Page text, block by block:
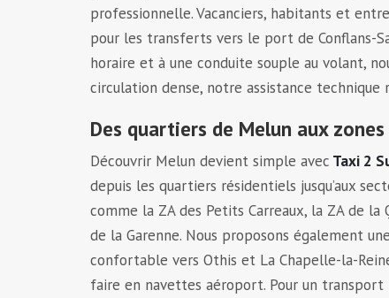
professionnelle. Vacanciers, habitants et
pour les transferts vers le port de Conflans-
horaire et à une conduite souple au volant,
circulation dense, notre assistance technique
Des quartiers de Melun aux
Découvrir Melun devient simple avec Taxi 2
depuis les quartiers résidentiels jusqu’aux
comme la ZA des Petits Carreaux, la ZA de la
de la Garenne. Nous proposons également
confortable vers Othis et La Chapelle-la-
faire en navettes aéroport. Pour un